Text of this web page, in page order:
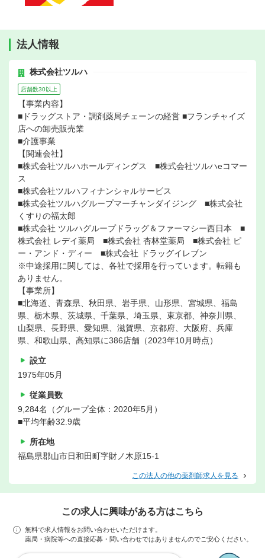
法人情報
株式会社ツルハ
店舗数30以上
【事業内容】
■ドラッグストア・調剤薬局チェーンの経営 ■フランチャイズ
店への卸売販売業
■介護事業
【関連会社】
■株式会社ツルハホールディングス ■株式会社ツルハeコマー
ス
■株式会社ツルハフィナンシャルサービス
■株式会社ツルハグループマーチャンダイジング ■株式会社
くすりの福太郎
■株式会社 ツルハグループドラッグ＆ファーマシー西日本 ■
株式会社 レデイ薬局 ■株式会社 杏林堂薬局 ■株式会社 ピ
ー・アンド・ディー ■株式会社 ドラッグイレブン
※中途採用に関しては、各社で採用を行っています。転籍も
ありません。
【事業所】
■北海道、青森県、秋田県、岩手県、山形県、宮城県、福島
県、栃木県、茨城県、千葉県、埼玉県、東京都、神奈川県、
山梨県、長野県、愛知県、滋賀県、京都府、大阪府、兵庫
県、和歌山県、高知県に386店舗（2023年10月時点）
設立
1975年05月
従業員数
9,284名（グループ全体：2020年5月）
■平均年齢32.9歳
所在地
福島県郡山市日和田町字財ノ木原15-1
この法人の他の薬剤師求人を見る
この求人に興味がある方はこちら
無料で求人情報をお問い合わせいただけます。
薬局・病院等への直接応募・問い合わせではありませんのでご安心ください。